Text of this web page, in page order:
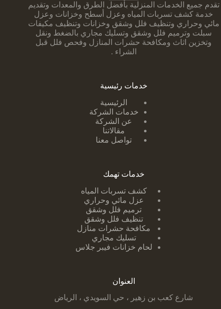
تقدم جميع الخدمات المنزلية بأفضل الطرق والمعدات وتقديم
خدمة كشف تسربات المياه وعزل أسطح وخزانات وعزل
مائي وحراري وتنظيف فلل وشقق وخزانات وتنظيف مكيفات
سبلت وترميم فلل وشقق وتسليك مجاري بالضغط ونقل
وتخزين اثاث ومكافحة حشرات المنازل وفحص فلل قبل
الشراء .
خدمات رئيسية
الرئيسية
خدمات الشركة
عن الشركة
مقالاتنا
تواصل معنا
خدمات تهمك
كشف تسربات ا لمياه
عزل مائي وحراري
ترميم فلل وشقق
تنظيف فلل وشقق
مكافحة حشرات منازل
تسليك مجاري
لحام خزانات فيبر جلاس
العنوان
شارع كعب بن زهير ، حي السويدي ، الرياض